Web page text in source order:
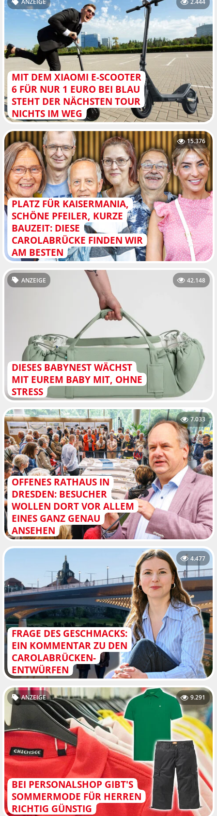
MIT DEM XIAOMI E-SCOOTER
6 FÜR NUR 1 EURO BEI BLAU
STEHT DER NÄCHSTEN TOUR
NICHTS IM WEG
ANZEIGE 2.444
PLATZ FÜR KAISERMANIA,
SCHÖNE PFEILER, KURZE
BAUZEIT: DIESE
CAROLABRÜCKE FINDEN WIR
AM BESTEN
15.376
DIESES BABYNEST WÄCHST
MIT EUREM BABY MIT, OHNE
STRESS
ANZEIGE 42.148
OFFENES RATHAUS IN
DRESDEN: BESUCHER
WOLLEN DORT VOR ALLEM
EINES GANZ GENAU
ANSEHEN
7.033
FRAGE DES GESCHMACKS:
EIN KOMMENTAR ZU DEN
CAROLABRÜCKEN-
ENTWÜRFEN
4.477
BEI PERSONALSHOP GIBT'S
SOMMERMODE FÜR HERREN
RICHTIG GÜNSTIG
ANZEIGE 9.291